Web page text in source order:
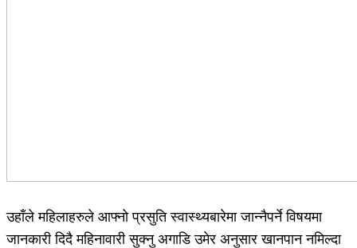
उहाँले महिलाहरुले आफ्नो प्रसुति स्वास्थ्यबारेमा जान्नैपर्ने विषयमा
जानकारी दिदै महिनावारी सुक्नु अगाडि उमेर अनुसार खानपान नमिल्दा